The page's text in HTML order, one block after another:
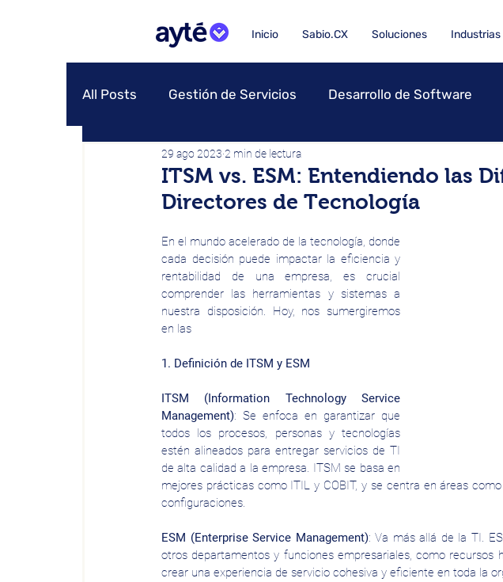
Inicio Sabio.CX Soluciones Industrias
All Posts Gestión de Servicios Desarrollo de Software
ITSM vs. ESM: Entendiendo las
Directores de Tecnología
29 ago 2023 2 min de lectura
En el mundo acelerado de la tecnología, donde
cada decisión puede impactar la eficiencia y
rentabilidad de una empresa, es crucial
comprender las herramientas y sistemas a
nuestra disposición. Hoy, nos sumergiremos
en las
1. Definición de ITSM y ESM
ITSM (Information Technology Service
Management): Se enfoca en garantizar que
todos los procesos, personas y tecnologías
estén alineados para entregar servicios de TI
de alta calidad a la empresa. ITSM se basa en
mejores prácticas como ITIL y COBIT, y se centra en áreas
configuraciones.
ESM (Enterprise Service Management): Va más allá de la TI.
otros departamentos y funciones empresariales, como recursos
crear una experiencia de servicio cohesiva y eficiente en toda la